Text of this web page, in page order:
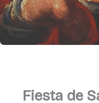
Fiesta de